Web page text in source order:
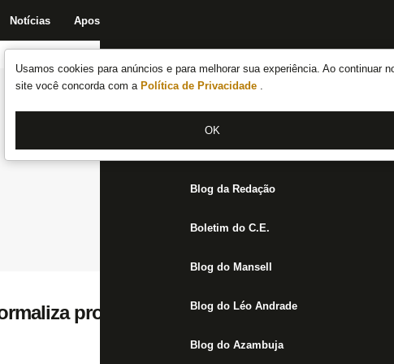
Usamos cookies para anúncios e para melhorar sua experiência. Ao continuar
site você concorda com a Política de Privacidade .
OK
Notícias Apostas
Notícias do Botafogo
Fórum
Jogos
Blog da Redação
Boletim do C.E.
Blog do Mansell
Blog do Léo Andrade
Blog do Azambuja
proposta por Zahavi e oferece